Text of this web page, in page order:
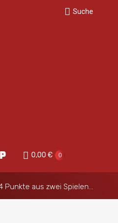
Search:
Suche
0,00 € 0
Punkte aus zwei Spielen…